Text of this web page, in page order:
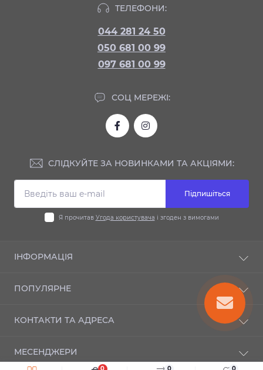
ТЕЛЕФОНИ:
044 281 24 50
050 681 00 99
097 681 00 99
СОЦ МЕРЕЖІ:
СЛІДКУЙТЕ ЗА НОВИНКАМИ ТА АКЦІЯМИ:
Підпишіться
Я прочитав Угода користувача і згоден з вимогами
ІНФОРМАЦІЯ
Гарантія
Шиномонтаж
Зворотній зв’язок
Повернення товару
ПОПУЛЯРНЕ
Автошини
КОНТАКТИ ТА АДРЕСА
info@autosezon.ua
МЕСЕНДЖЕРИ